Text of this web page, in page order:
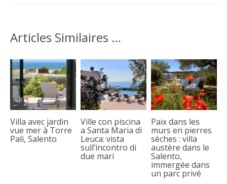
Articles Similaires …
Villa avec jardin
vue mer à Torre
Pali, Salento
Ville con piscina
a Santa Maria di
Leuca: vista
sull’incontro di
due mari
Paix dans les
murs en pierres
sèches : villa
austère dans le
Salento,
immergée dans
un parc privé